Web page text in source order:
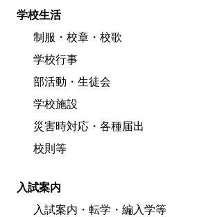
学校生活
制服・校章・校歌
学校行事
部活動・生徒会
学校施設
災害時対応・各種届出
校則等
入試案内
入試案内・転学・編入学等